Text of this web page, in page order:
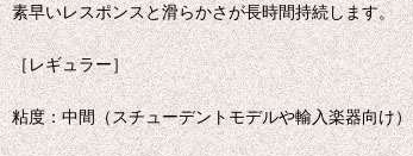
素早いレスポンスと滑らかさが長時間持続します。
［レギュラー］
粘度：中間（スチューデントモデルや輸入楽器向け）